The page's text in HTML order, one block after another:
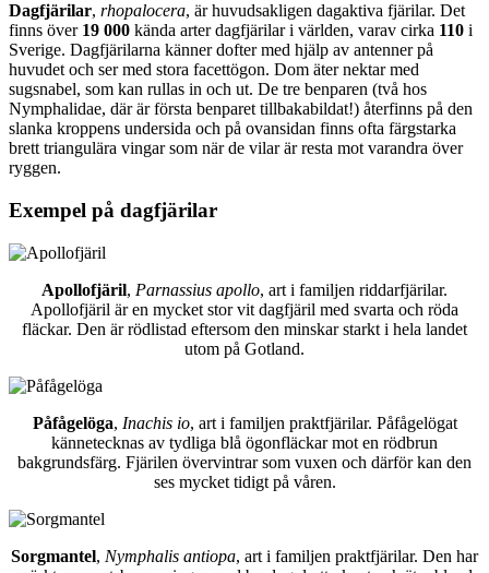
Dagfjärilar, rhopalocera, är huvudsakligen dagaktiva fjärilar. Det
finns över 19 000 kända arter dagfjärilar i världen, varav cirka 110 i
Sverige. Dagfjärilarna känner dofter med hjälp av antenner på
huvudet och ser med stora facettögon. Dom äter nektar med
sugsnabel, som kan rullas in och ut. De tre benparen (två hos
Nymphalidae, där är första benparet tillbakabildat!) återfinns på den
slanka kroppens undersida och på ovansidan finns ofta färgstarka
brett triangulära vingar som när de vilar är resta mot varandra över
ryggen.
Exempel på dagfjärilar
Apollofjäril, Parnassius apollo, art i familjen riddarfjärilar.
Apollofjäril är en mycket stor vit dagfjäril med svarta och röda
fläckar. Den är rödlistad eftersom den minskar starkt i hela landet
utom på Gotland.
Påfågelöga, Inachis io, art i familjen praktfjärilar. Påfågelögat
kännetecknas av tydliga blå ögonfläckar mot en rödbrun
bakgrundsfärg. Fjärilen övervintrar som vuxen och därför kan den
ses mycket tidigt på våren.
Sorgmantel, Nymphalis antiopa, art i familjen praktfjärilar. Den har